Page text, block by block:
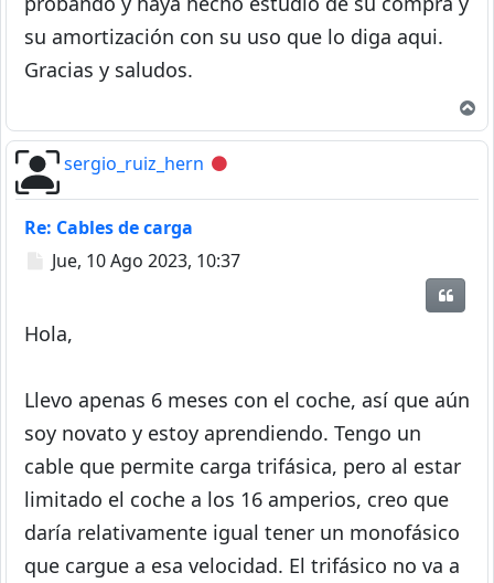
su amortización con su uso que lo diga aqui.
Gracias y saludos.
sergio_ruiz_hern Desconectado
Re: Cables de carga
Mensaje
Jue, 10 Ago 2023, 10:37
Hola,
Llevo apenas 6 meses con el coche, así que aún
soy novato y estoy aprendiendo. Tengo un
cable que permite carga trifásica, pero al estar
limitado el coche a los 16 amperios, creo que
daría relativamente igual tener un monofásico
que cargue a esa velocidad. El trifásico no va a